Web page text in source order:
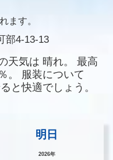
ます。
部4-13-13
天気は 晴れ。
最高
。
服装について
と快適でしょう。
明日
2026年